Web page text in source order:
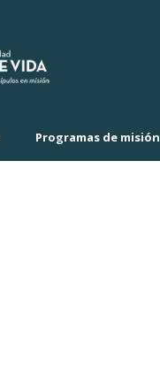
Programas de misión